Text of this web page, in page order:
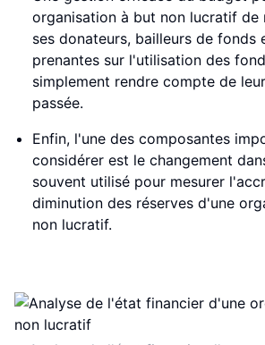
organisation à but non lucratif de
ses donateurs, bailleurs de fonds
prenantes sur l'utilisation des
simplement rendre compte de
passée.
Enfin, l'une des composantes
considérer est le changement
souvent utilisé pour mesurer
diminution des réserves d'une
non lucratif.